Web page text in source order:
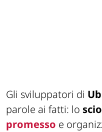
Gli sviluppatori di
parole ai fatti: lo
promesso e